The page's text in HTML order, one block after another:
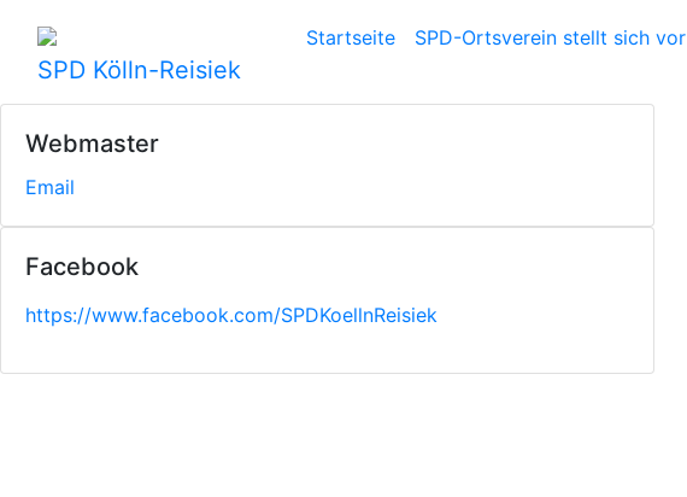
SPD Kölln-Reisiek
Startseite SPD-Ortsverein stellt sich vor
Webmaster
Email
Facebook
https://www.facebook.com/SPDKoellnReisiek